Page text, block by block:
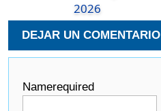
2026
DEJAR UN COMENTARIO
Namerequired